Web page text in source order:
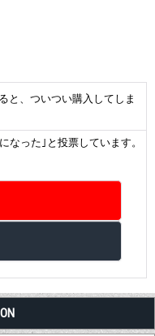
と、ついつい購入してしま
なった｣と投票しています。